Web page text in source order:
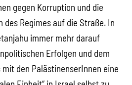
gegen Korruption und die
des Regimes auf die Straße. In
immer mehr darauf
Erfolgen und dem
den PalästinenserInnen eine